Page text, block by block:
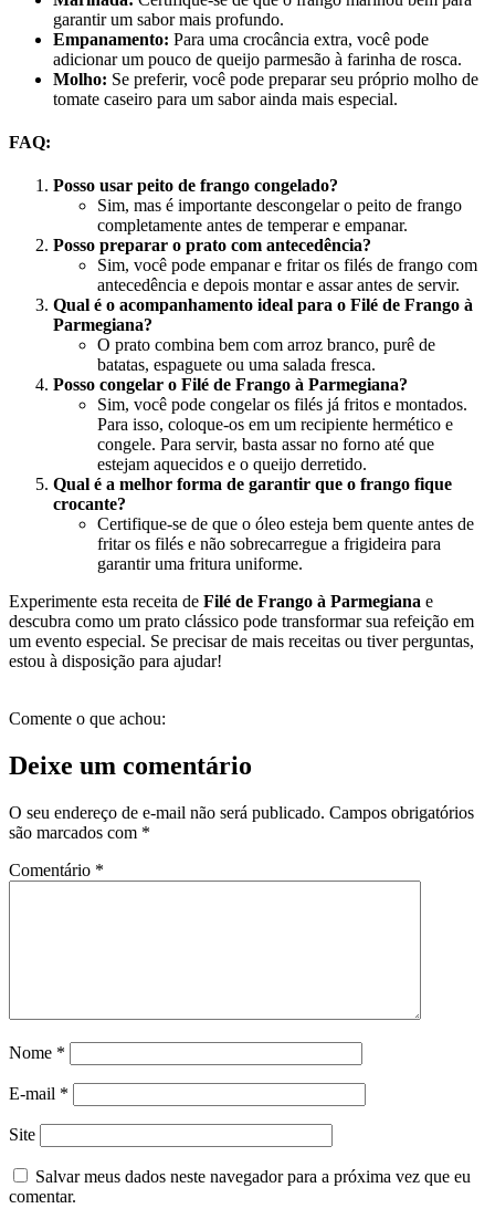
garantir um sabor mais profundo.
Empanamento: Para uma crocância extra, você pode
adicionar um pouco de queijo parmesão à farinha de rosca.
Molho: Se preferir, você pode preparar seu próprio molho de
tomate caseiro para um sabor ainda mais especial.
FAQ:
Posso usar peito de frango congelado?
Sim, mas é importante descongelar o peito de frango
completamente antes de temperar e empanar.
Posso preparar o prato com antecedência?
Sim, você pode empanar e fritar os filés de frango com
antecedência e depois montar e assar antes de servir.
Qual é o acompanhamento ideal para o Filé de Frango à
Parmegiana?
O prato combina bem com arroz branco, purê de
batatas, espaguete ou uma salada fresca.
Posso congelar o Filé de Frango à Parmegiana?
Sim, você pode congelar os filés já fritos e montados.
Para isso, coloque-os em um recipiente hermético e
congele. Para servir, basta assar no forno até que
estejam aquecidos e o queijo derretido.
Qual é a melhor forma de garantir que o frango fique
crocante?
Certifique-se de que o óleo esteja bem quente antes de
fritar os filés e não sobrecarregue a frigideira para
garantir uma fritura uniforme.
Experimente esta receita de Filé de Frango à Parmegiana e
descubra como um prato clássico pode transformar sua refeição em
um evento especial. Se precisar de mais receitas ou tiver perguntas,
estou à disposição para ajudar!
Comente o que achou:
Deixe um comentário
O seu endereço de e-mail não será publicado. Campos obrigatórios
são marcados com *
Comentário *
Nome *
E-mail *
Site
Salvar meus dados neste navegador para a próxima vez que eu
comentar.